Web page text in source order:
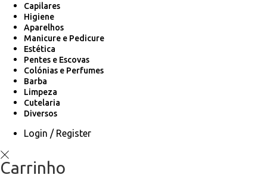
Capilares
Higiene
Aparelhos
Manicure e Pedicure
Estética
Pentes e Escovas
Colónias e Perfumes
Barba
Limpeza
Cutelaria
Diversos
Login / Register
Carrinho